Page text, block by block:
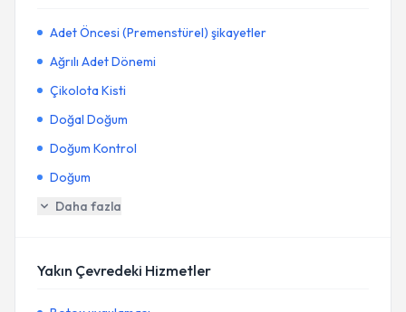
Adet Öncesi (Premenstürel) şikayetler
Ağrılı Adet Dönemi
Çikolota Kisti
Doğal Doğum
Doğum Kontrol
Doğum
Daha fazla
Yakın Çevredeki Hizmetler